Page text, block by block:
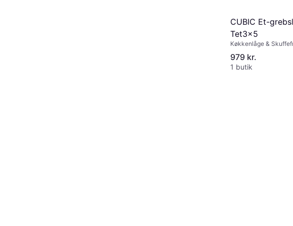
CUBIC Et-
Tet3x5
Køkkenlåge &
979 kr.
1 butik